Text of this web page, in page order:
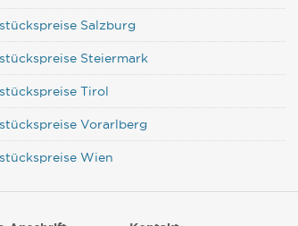
Salzburg
Steiermark
Tirol
Vorarlberg
Wien